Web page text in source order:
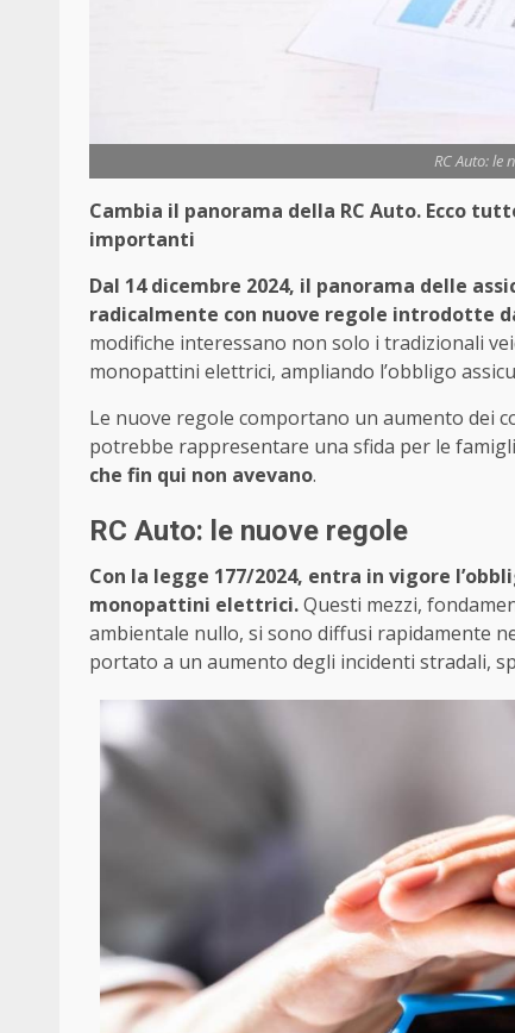
RC Auto: le
Cambia il panorama della RC Auto. Ecco
importanti
Dal 14 dicembre 2024, il panorama delle
radicalmente con nuove regole introdotte
modifiche interessano non solo i tradizionali
monopattini elettrici, ampliando l’obbligo
Le nuove regole comportano un aumento dei
potrebbe rappresentare una sfida per le
che fin qui non avevano.
RC Auto: le nuove regole
Con la legge 177/2024, entra in vigore
monopattini elettrici.Questi mezzi,
ambientale nullo, si sono diffusi rapidamente
portato a un aumento degli incidenti stradali,